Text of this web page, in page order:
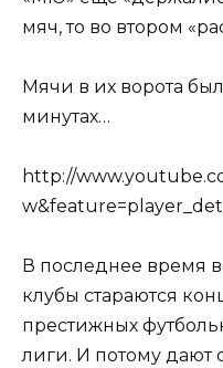
мяч, то во втором
Мячи в их ворота
минутах…
http://
В последнее время
клубы стараются
престижных
лиги. И потому дают